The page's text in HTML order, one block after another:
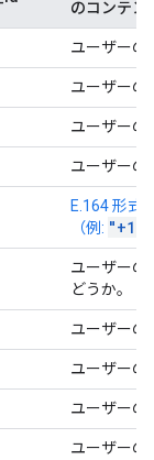
のコンテン
ユーザーの
ユーザーの
ユーザーの
ユーザーの
E.164 形式
（例:
ユーザーの
どうか。
ユーザーの
ユーザーの
ユーザーの
ユーザーの